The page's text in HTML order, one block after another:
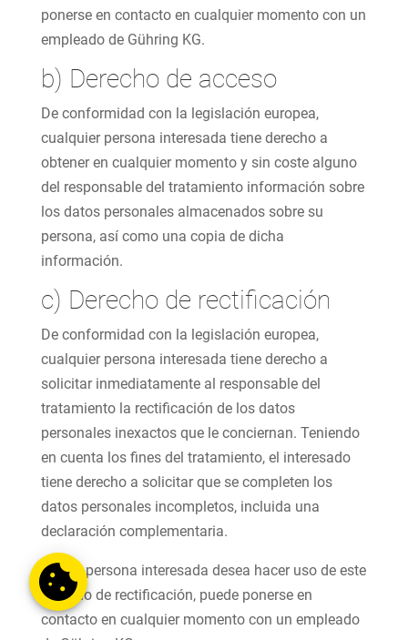
ponerse en contacto en cualquier momento con un
empleado de Gühring KG.
b) Derecho de acceso
De conformidad con la legislación europea,
cualquier persona interesada tiene derecho a
obtener en cualquier momento y sin coste alguno
del responsable del tratamiento información sobre
los datos personales almacenados sobre su
persona, así como una copia de dicha
información.
c) Derecho de rectificación
De conformidad con la legislación europea,
cualquier persona interesada tiene derecho a
solicitar inmediatamente al responsable del
tratamiento la rectificación de los datos
personales inexactos que le conciernan. Teniendo
en cuenta los fines del tratamiento, el interesado
tiene derecho a solicitar que se completen los
datos personales incompletos, incluida una
declaración complementaria.
Si una persona interesada desea hacer uso de este
derecho de rectificación, puede ponerse en
contacto en cualquier momento con un empleado